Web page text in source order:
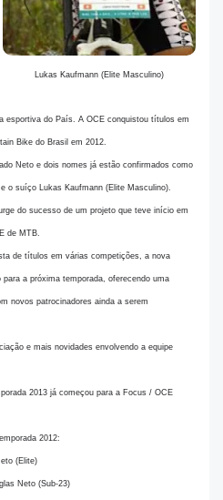
Lukas Kaufmann (Elite Masculino)
esportiva do País. A OCE conquistou títulos em
Bike do Brasil em 2012.
Neto e dois nomes já estão confirmados como
o suíço Lukas Kaufmann (Elite Masculino).
do sucesso de um projeto que teve início em
de MTB.
de títulos em várias competições, a nova
a próxima temporada, oferecendo uma
novos patrocinadores ainda a serem
e mais novidades envolvendo a equipe
2013 já começou para a Focus / OCE
2012:
(Elite)
Neto (Sub-23)